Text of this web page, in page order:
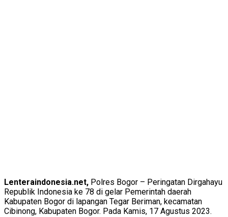
Lenteraindonesia.net, Polres Bogor – Peringatan Dirgahayu
Republik Indonesia ke 78 di gelar Pemerintah daerah
Kabupaten Bogor di lapangan Tegar Beriman, kecamatan
Cibinong, Kabupaten Bogor. Pada Kamis, 17 Agustus 2023.